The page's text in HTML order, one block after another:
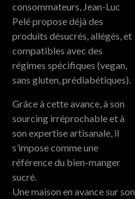
consommateurs, Jean-Luc
Pelé propose déjà des
produits désucrés, allégés, et
compatibles avec des
régimes spécifiques (vegan,
sans gluten, prédiabétiques).
Grâce à cette avance, à son
sourcing irréprochable et à
son expertise artisanale, il
s’impose comme une
référence du bien-manger
sucré.
Une maison en avance sur son